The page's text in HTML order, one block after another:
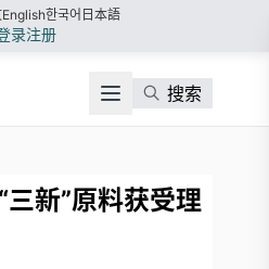
English한국어 日本語
录注册
搜索
三新”原料获受理